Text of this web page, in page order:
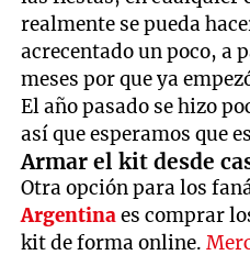
realmente se pueda
acrecentado un poco, a
meses por que ya
El año pasado se hizo
así que esperamos que
Armar el kit desde
Otra opción para los
Argentinaes comprar
kit de forma online.